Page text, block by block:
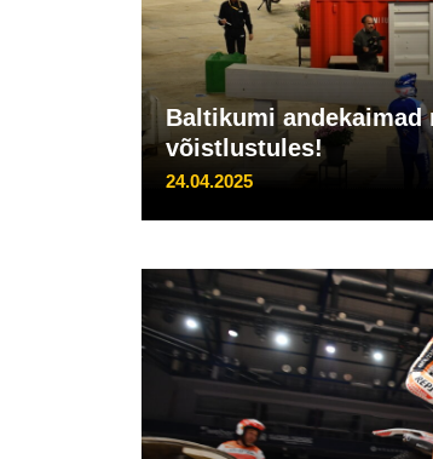
Baltikumi
võistlustules!
24.04.2025